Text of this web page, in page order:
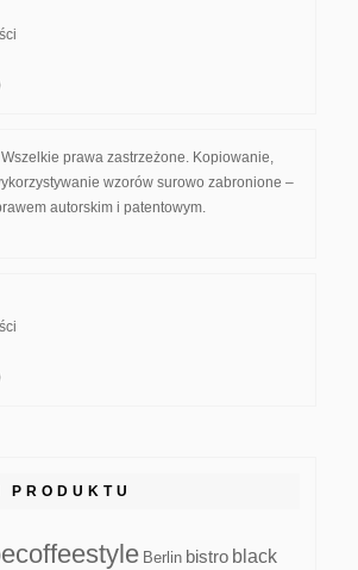
prawa zastrzeżone. Kopiowanie,
wzorów surowo zabronione –
autorskim i patentowym.
Berlin bistro black